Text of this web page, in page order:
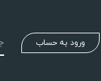
ورود به حساب